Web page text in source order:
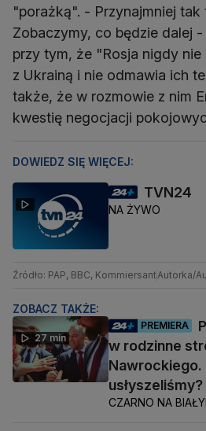
"porażką". - Przynajmniej
Zobaczymy, co będzie dalej -
przy tym, że "Rosja nigdy nie
z Ukrainą i nie odmawia ich
także, że w rozmowie z nim
kwestię negocjacji
DOWIEDZ SIĘ WIĘCEJ:
TVN24
NA ŻYWO
Źródło: PAP, BBC, Kommiersant Autorka/
ZOBACZ TAKŻE:
27 min
PREMIERA
w rodzinne
Nawrockiego.
usłyszeliśmy?
CZARNO NA